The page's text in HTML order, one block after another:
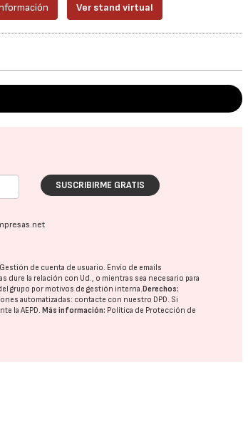
Ver stand virtual
SUSCRIBIRME GRATIS
de cuenta de usuario. Envío de emails
dure la relación con Ud., o mientras sea necesario para
grupo por motivos de gestión interna. Derechos:
automatizadas: contacte con nuestro DPD. Si
laAEPD. Más información: Política de Protección de